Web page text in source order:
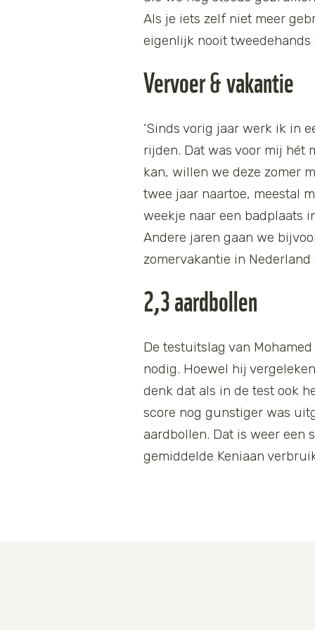
Als je iets zelf niet meer
eigenlijk nooit tweedehands
Vervoer & vakantie
‘Sinds vorig jaar werk ik in
rijden. Dat was voor mij hét
kan, willen we deze zomer
twee jaar naartoe, meestal
weekje naar een badplaats
Andere jaren gaan we
zomervakantie in Nederland
2,3 aardbollen
De testuitslag van
nodig. Hoewel hij
denk dat als in de test ook
score nog gunstiger was
aardbollen. Dat is weer een
gemiddelde Keniaan